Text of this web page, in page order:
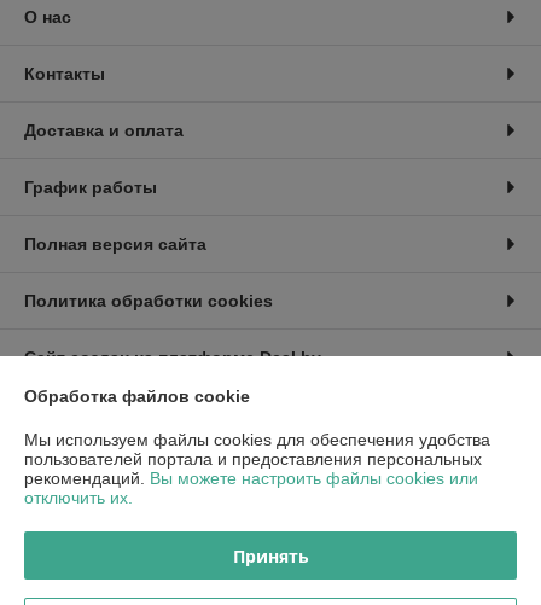
О нас
Контакты
Доставка и оплата
График работы
Полная версия сайта
Политика обработки cookies
Сайт создан на платформе Deal.by
Информация для покупателя
Индивидуальный предприниматель:ИП Райко Александр Валерьевич
г.Минск, ул. Белецкого 2/7, кв.379
Регистрационный номер ЕГР: 193030880
Обработка файлов cookie
Мы используем файлы cookies для обеспечения удобства
пользователей портала и предоставления персональных
рекомендаций. Вы можете настроить файлы cookies или
отключить их.
Принять